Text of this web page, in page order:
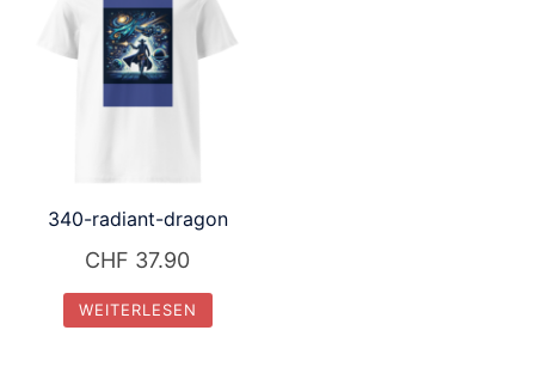
340-radiant-dragon
CHF 37.90
WEITERLESEN